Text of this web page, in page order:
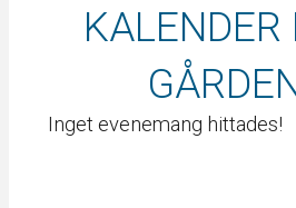
KALENDER
Inget evenemang hittades!